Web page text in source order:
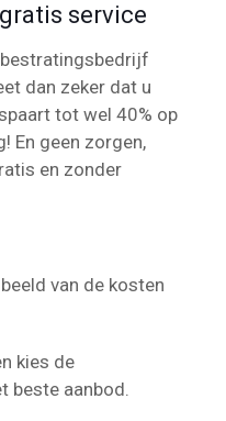
service
dan zeker dat u
tot wel 40% op
En geen zorgen,
en zonder
van de kosten
kies de
beste aanbod.